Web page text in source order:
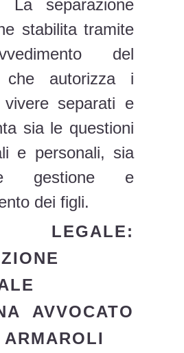
La separazione
stabilita tramite
del
che autorizza i
separati e
sia le questioni
e personali, sia
gestione e
dei figli.
LEGALE:
AVVOCATO